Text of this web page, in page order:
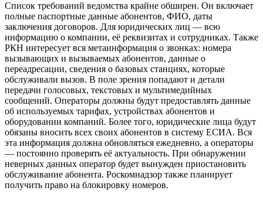
Список требований ведомства крайне обширен. Он включает
полные паспортные данные абонентов, ФИО, даты
заключения договоров. Для юридических лиц — всю
информацию о компании, её реквизитах и сотрудниках. Также
РКН интересует вся метаинформация о звонках: номера
вызывающих и вызываемых абонентов, данные о
переадресации, сведения о базовых станциях, которые
обслуживали вызов. В поле зрения попадают и детали
передачи голосовых, текстовых и мультимедийных
сообщений. Операторы должны будут предоставлять данные
об используемых тарифах, устройствах абонентов и
оборудовании компаний. Более того, юридические лица будут
обязаны вносить всех своих абонентов в систему ЕСИА. Вся
эта информация должна обновляться ежедневно, а операторы
— постоянно проверять её актуальность. При обнаружении
неверных данных оператор будет вынужден приостановить
обслуживание абонента. Роскомнадзор также планирует
получить право на блокировку номеров.